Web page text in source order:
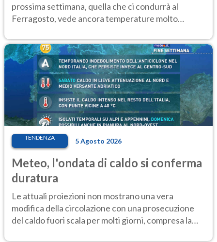
prossima settimana, quella che ci condurrà al
Ferragosto, vede ancora temperature molto
TENDENZA 5 Agosto 2026
Meteo, l'ondata di caldo si conferma
duratura
Le attuali proiezioni non mostrano una vera
modifica della circolazione con una prosecuzione
del caldo fuori scala per molti giorni, compresa la